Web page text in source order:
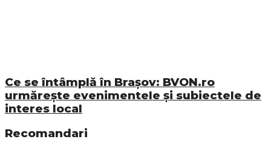
Ce se întâmplă în Brașov: BVON.ro
urmărește evenimentele și subiectele de
interes local
Recomandari